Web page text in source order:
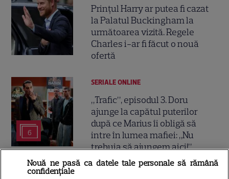
Prințul Harry ar putea fi cazat
la Palatul Buckingham la
următoarea vizită. Regele
Charles i-ar fi făcut o nouă
ofertă
6
SERIALE ONLINE
„Trafic”, episodul 3. Doru
ajunge la capătul puterilor
după ce Marius îi obligă să
intre în lumea mafiei: „Nu
trebuia să ajungem aici!”
Nouă ne pasă ca datele tale personale să rămână
confidențiale